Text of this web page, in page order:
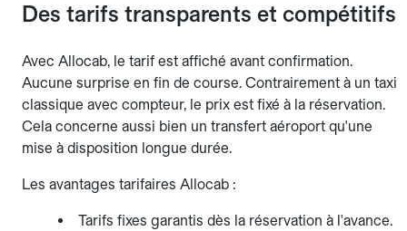
Des tarifs transparents et compétitifs
Avec Allocab, le tarif est affiché avant confirmation.
Aucune surprise en fin de course. Contrairement à un taxi
classique avec compteur, le prix est fixé à la réservation.
Cela concerne aussi bien un transfert aéroport qu'une
mise à disposition longue durée.
Les avantages tarifaires Allocab :
Tarifs fixes garantis dès la réservation à l'avance.